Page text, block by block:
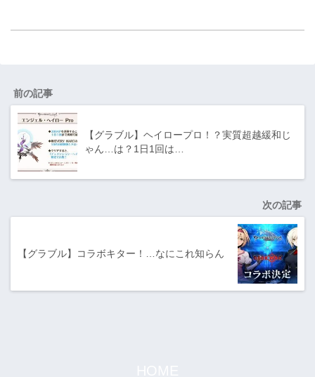
前の記事
【グラブル】ヘイロープロ！？実質超越緩和じ
ゃん…は？1日1回は…
次の記事
【グラブル】コラボキター！…なにこれ知らん